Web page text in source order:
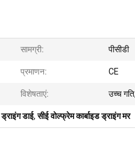
सामग्री: पीसीडी
प्रमाणन: CE
विशेषताएं: उच्च
डाई,सीई वोल्फ्रेम कार्बाइड ड्राइंग मर